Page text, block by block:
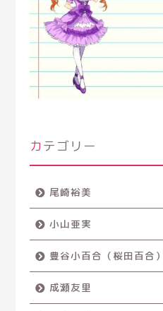
カテゴリー
尾崎裕美
小山亜実
豊谷小百合（桜田百合）
成瀬友里